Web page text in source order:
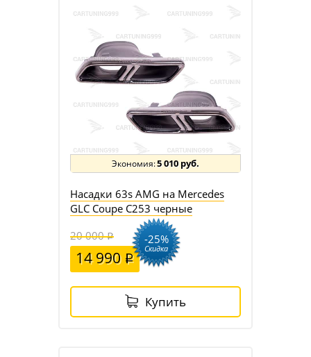
5 010 руб.
Насадки 63s AMG на Mercedes
GLC Coupe C253 черные
20 000
14 990
-25%
Скидка
Купить